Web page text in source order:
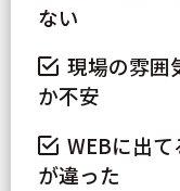
ない
現場の雰囲
か不安
WEBに出
が違った